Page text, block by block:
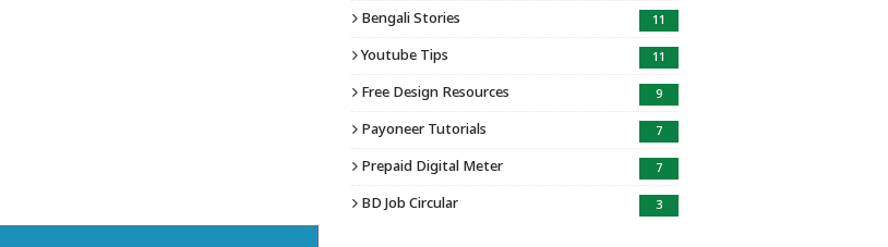
Bengali Stories 11
Youtube Tips 11
Free Design Resources 9
Payoneer Tutorials 7
Prepaid Digital Meter 7
BD Job Circular 3